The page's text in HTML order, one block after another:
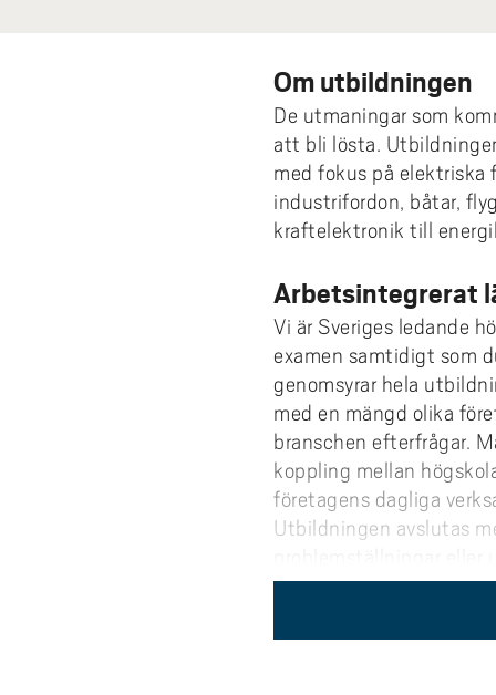
Om utbildningen
De utmaningar som
att bli lösta.
med fokus på elektriska
industrifordon, båtar,
kraftelektronik till
Arbetsintegrerat
Vi är Sveriges ledande
examen samtidigt som
genomsyrar hela
med en mängd olika
branschen efterfrågar.
koppling mellan
företagens dagliga
Utbildningen avslutas